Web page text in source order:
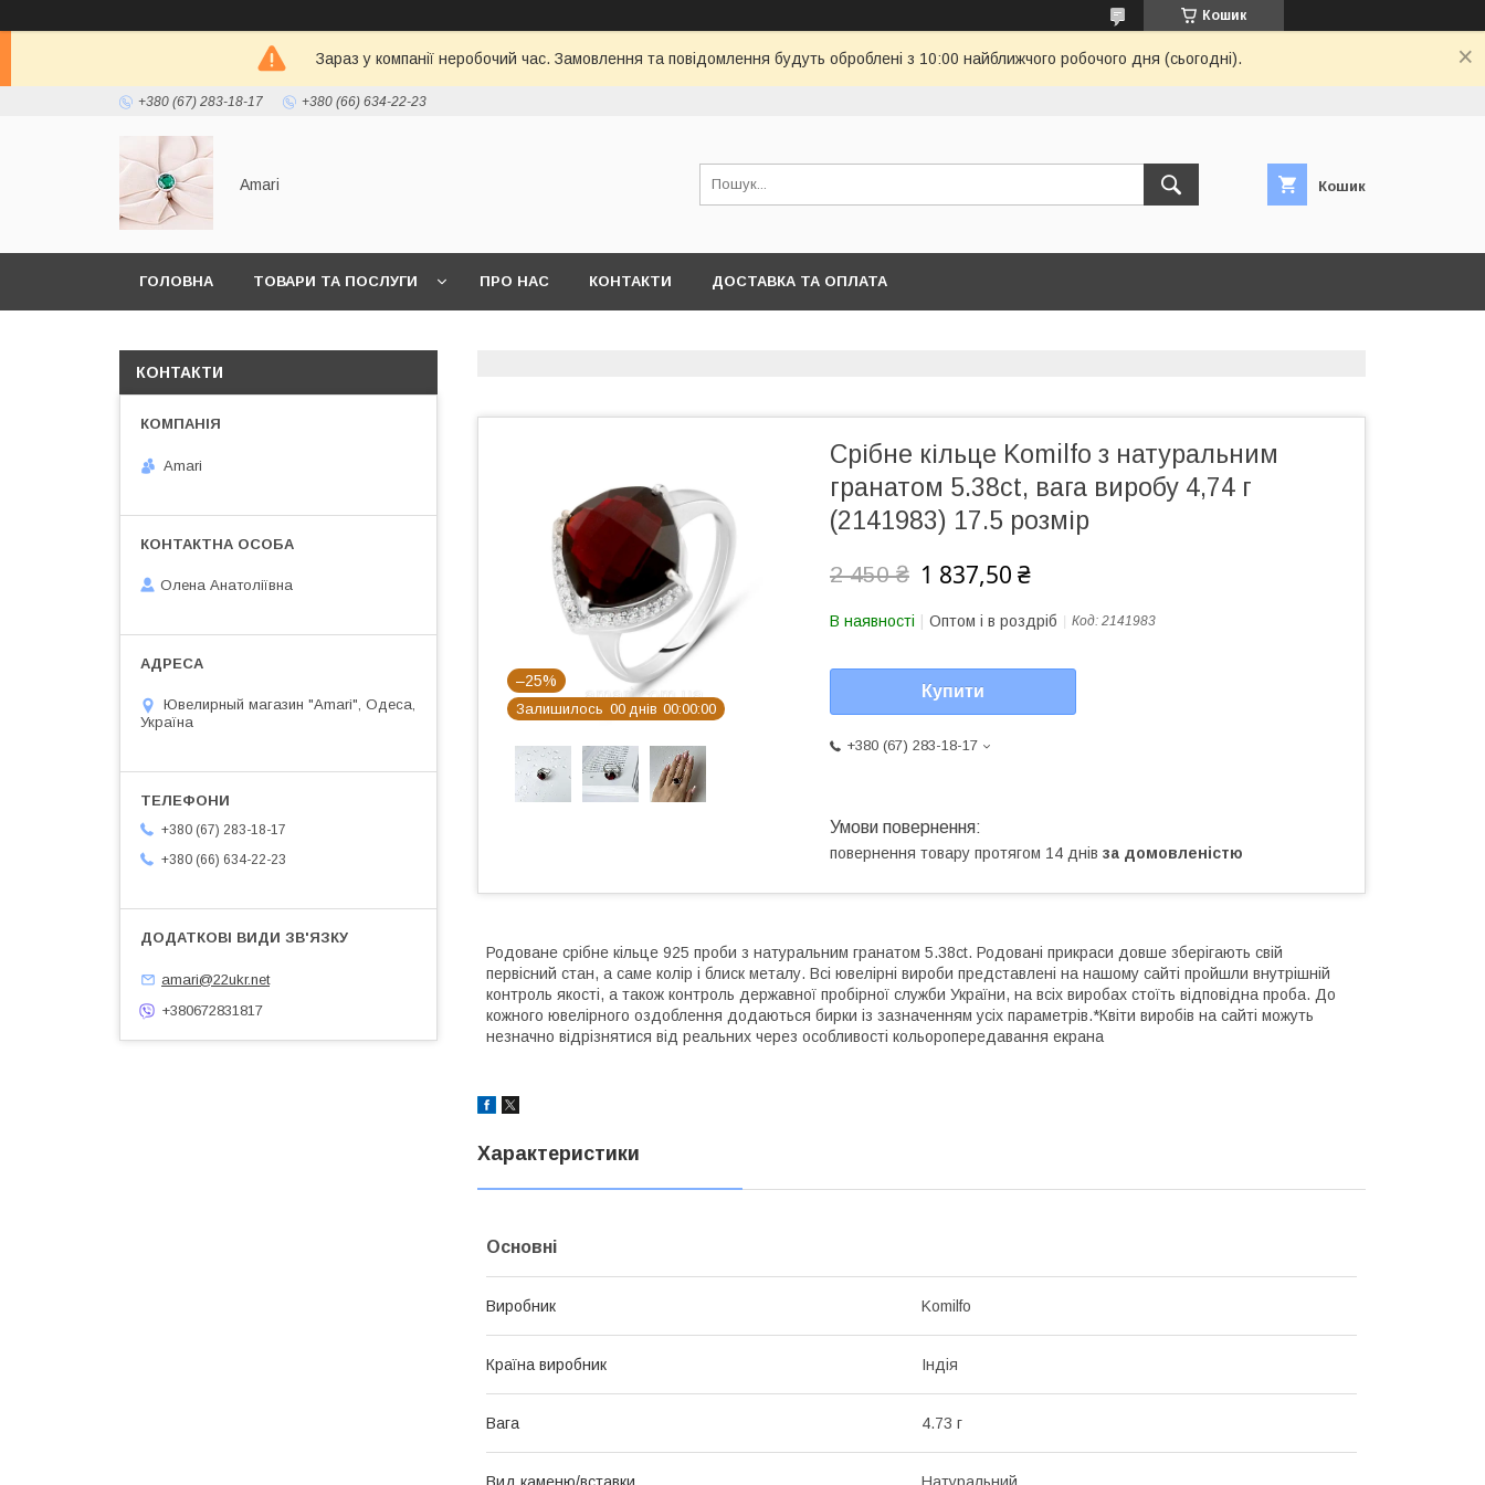
Кошик
Зараз у компанії неробочий час. Замовлення та повідомлення будуть оброблені з 10:00 найближчого робочого дня (сьогодні).
+380 (67) 283-18-17 +380 (66) 634-22-23
Amari Кошик
ГОЛОВНА ТОВАРИ ТА ПОСЛУГИ ПРО НАС КОНТАКТИ ДОСТАВКА ТА ОПЛАТА
–25%
Залишилось 00 днів 00 00 00
Срібне кільце Komilfo з натуральним
гранатом 5.38ct, вага виробу 4,74 г
(2141983) 17.5 розмір
2 450 ₴ 1 837,50 ₴
В наявності Оптом і в роздріб Код: 2141983
Купити
+380 (67) 283-18-17
повернення товару протягом 14 днів за домовленістю
Родоване срібне кільце 925 проби з натуральним гранатом 5.38ct. Родовані прикраси довше зберігають свій
первісний стан, а саме колір і блиск металу. Всі ювелірні вироби представлені на нашому сайті пройшли внутрішній
контроль якості, а також контроль державної пробірної служби України, на всіх виробах стоїть відповідна проба. До
кожного ювелірного оздоблення додаються бирки із зазначенням усіх параметрів.*Квіти виробів на сайті можуть
незначно відрізнятися від реальних через особливості кольоропередавання екрана
Характеристики
Основні
Виробник Komilfo
Країна виробник Індія
Вага 4.73 г
Вид каменю/вставки Натуральний
КОНТАКТИ
Amari
Олена Анатоліївна
Ювелирный магазин "Amari", Одеса,
Україна
+380 (67) 283-18-17
+380 (66) 634-22-23
amari@22ukr.net
+380672831817